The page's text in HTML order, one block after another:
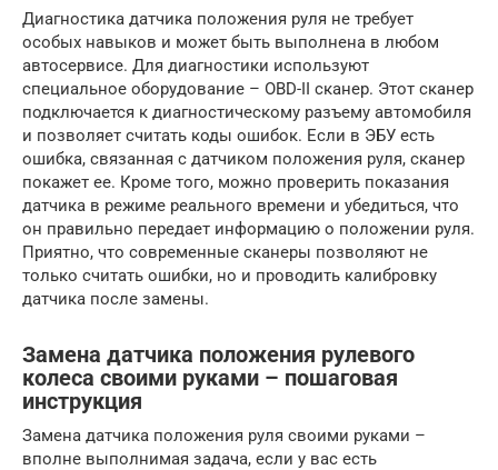
Диагностика датчика положения руля не требует
особых навыков и может быть выполнена в любом
автосервисе. Для диагностики используют
специальное оборудование – OBD-II сканер. Этот сканер
подключается к диагностическому разъему автомобиля
и позволяет считать коды ошибок. Если в ЭБУ есть
ошибка, связанная с датчиком положения руля, сканер
покажет ее. Кроме того, можно проверить показания
датчика в режиме реального времени и убедиться, что
он правильно передает информацию о положении руля.
Приятно, что современные сканеры позволяют не
только считать ошибки, но и проводить калибровку
датчика после замены.
Замена датчика положения рулевого
колеса своими руками – пошаговая
инструкция
Замена датчика положения руля своими руками –
вполне выполнимая задача, если у вас есть